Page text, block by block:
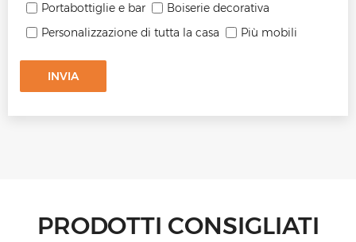
Portabottiglie e bar
Boiserie decorativa
Personalizzazione di tutta la casa
Più mobili
INVIA
PRODOTTI CONSIGLIATI